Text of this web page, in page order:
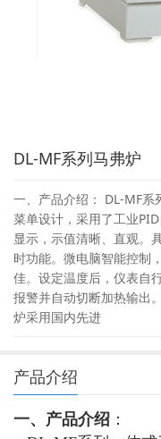
DL-MF系列马弗炉
一、产品介绍： DL-MF系
菜单设计，采用了工业
显示，示值清晰、直观。
时功能。微电脑智能控制
佳。设定温度后，仪表自
报警并自动切断加热输出
炉采用国内先进
产品介绍
一、产品介绍 ：